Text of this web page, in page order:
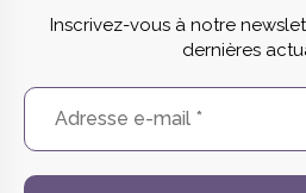
Inscrivez-vous à notre
dernières